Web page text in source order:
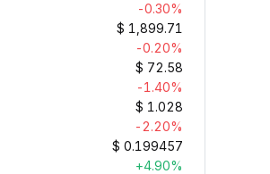
-0.30%
$ 1,899.71
-0.20%
$ 72.58
-1.40%
$ 1.028
-2.20%
$ 0.199457
+4.90%